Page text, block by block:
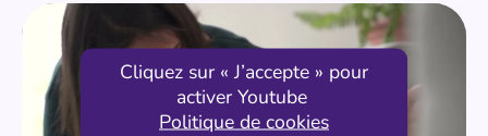
Cliquez sur « J’accepte » pour
activer Youtube
Politique de cookies